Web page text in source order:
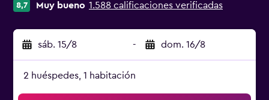
8,7 Muy bueno 1.588 calificaciones verificadas
sáb. 15/8 - dom. 16/8
2 huéspedes, 1 habitación